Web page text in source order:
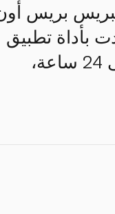
بريس
وزوّدت بأداة تطبيق
سهلة الاستخدام، من دون الحاجة إلى غراء. كما تلتصق لمدّة تصل إلى 24 ساعة،